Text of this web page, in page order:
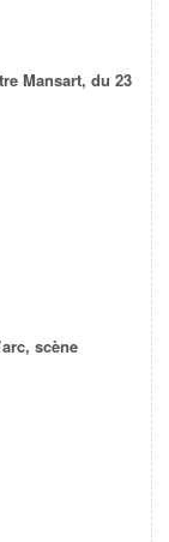
Mansart, du 23
scène